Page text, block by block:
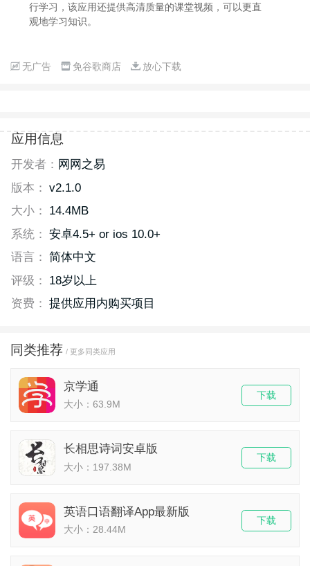
行学习，该应用还提供高清质量的课堂视频，可以更直
观地学习知识。
无广告 免谷歌商店 放心下载
应用信息
开发者： 网网之易
版本： v2.1.0
大小：
14.4MB
系统： 安卓4.5+ or ios 10.0+
语言： 简体中文
评级：
18岁以上
资费： 提供应用内购买项目
同类推荐 / 更多同类应用
京学通
大小：63.9M
下载
长相思诗词安卓版
大小：197.38M
下载
英语口语翻译App最新版
大小：28.44M
下载